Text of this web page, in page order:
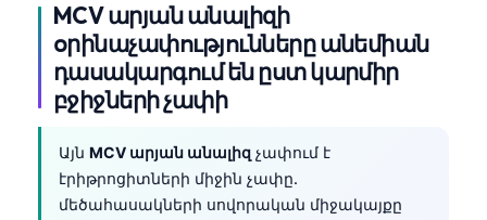
MCV արյան անալիզի
օրինաչափությունները անեմիան
դասակարգում են ըստ կարմիր
բջիջների չափի
Այն MCV արյան անալիզ չափում է
էրիթրոցիտների միջին չափը.
մեծահասակների սովորական միջակայքը